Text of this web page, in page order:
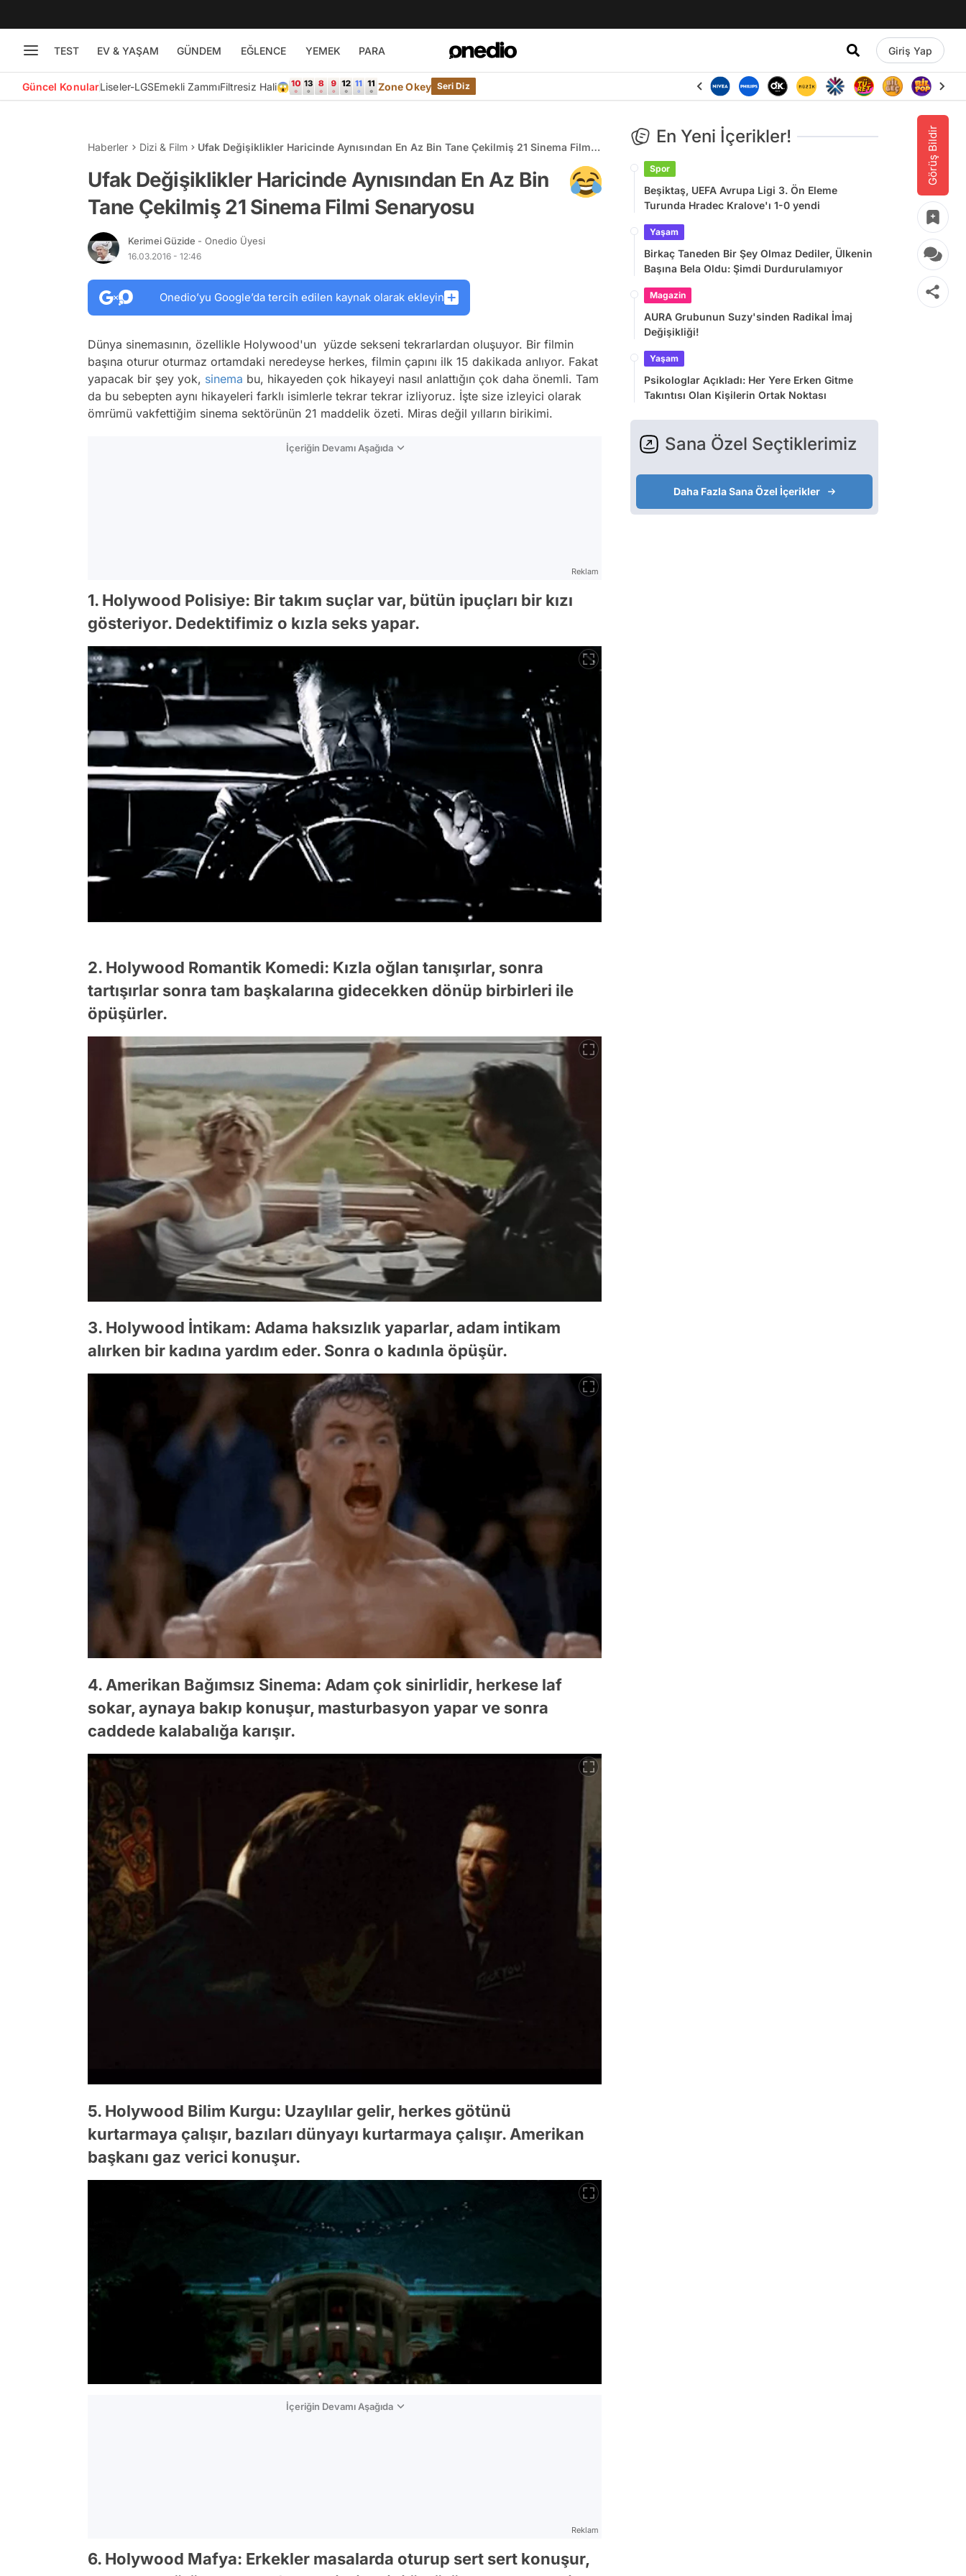
TEST EV & YAŞAM GÜNDEM EĞLENCE YEMEK PARA Giriş Yap
Güncel KonularLiseler-LGSEmekli ZammıFiltresiz Hali😱 Zone Okey Seri Diz
Görüş Bildir
Haberler Dizi & Film
Ufak Değişiklikler Haricinde Aynısından En Az Bin Tane Çekilmiş 21 Sinema Filmi
Ufak Değişiklikler Haricinde Aynısından En Az Bin
Tane Çekilmiş 21 Sinema Filmi Senaryosu
Kerimei Güzide - Onedio Üyesi
16.03.2016 - 12:46
Onedio’yu Google’da tercih edilen kaynak olarak ekleyin
Dünya sinemasının, özellikle Holywood'un yüzde sekseni tekrarlardan oluşuyor. Bir filmin
başına oturur oturmaz ortamdaki neredeyse herkes, filmin çapını ilk 15 dakikada anlıyor. Fakat
yapacak bir şey yok, sinema bu, hikayeden çok hikayeyi nasıl anlattığın çok daha önemli. Tam
da bu sebepten aynı hikayeleri farklı isimlerle tekrar tekrar izliyoruz. İşte size izleyici olarak
ömrümü vakfettiğim sinema sektörünün 21 maddelik özeti. Miras değil yılların birikimi.
İçeriğin Devamı Aşağıda
Reklam
1. Holywood Polisiye: Bir takım suçlar var, bütün ipuçları bir kızı
gösteriyor. Dedektifimiz o kızla seks yapar.
2. Holywood Romantik Komedi: Kızla oğlan tanışırlar, sonra
tartışırlar sonra tam başkalarına gidecekken dönüp birbirleri ile
öpüşürler.
3. Holywood İntikam: Adama haksızlık yaparlar, adam intikam
alırken bir kadına yardım eder. Sonra o kadınla öpüşür.
4. Amerikan Bağımsız Sinema: Adam çok sinirlidir, herkese laf
sokar, aynaya bakıp konuşur, masturbasyon yapar ve sonra
caddede kalabalığa karışır.
5. Holywood Bilim Kurgu: Uzaylılar gelir, herkes götünü
kurtarmaya çalışır, bazıları dünyayı kurtarmaya çalışır. Amerikan
başkanı gaz verici konuşur.
İçeriğin Devamı Aşağıda
Reklam
6. Holywood Mafya: Erkekler masalarda oturup sert sert konuşur,
En Yeni İçerikler!
Spor
Beşiktaş, UEFA Avrupa Ligi 3. Ön Eleme
Turunda Hradec Kralove'ı 1-0 yendi
Yaşam
Birkaç Taneden Bir Şey Olmaz Dediler, Ülkenin
Başına Bela Oldu: Şimdi Durdurulamıyor
Magazin
AURA Grubunun Suzy'sinden Radikal İmaj
Değişikliği!
Yaşam
Psikologlar Açıkladı: Her Yere Erken Gitme
Takıntısı Olan Kişilerin Ortak Noktası
Sana Özel Seçtiklerimiz
Daha Fazla Sana Özel İçerikler